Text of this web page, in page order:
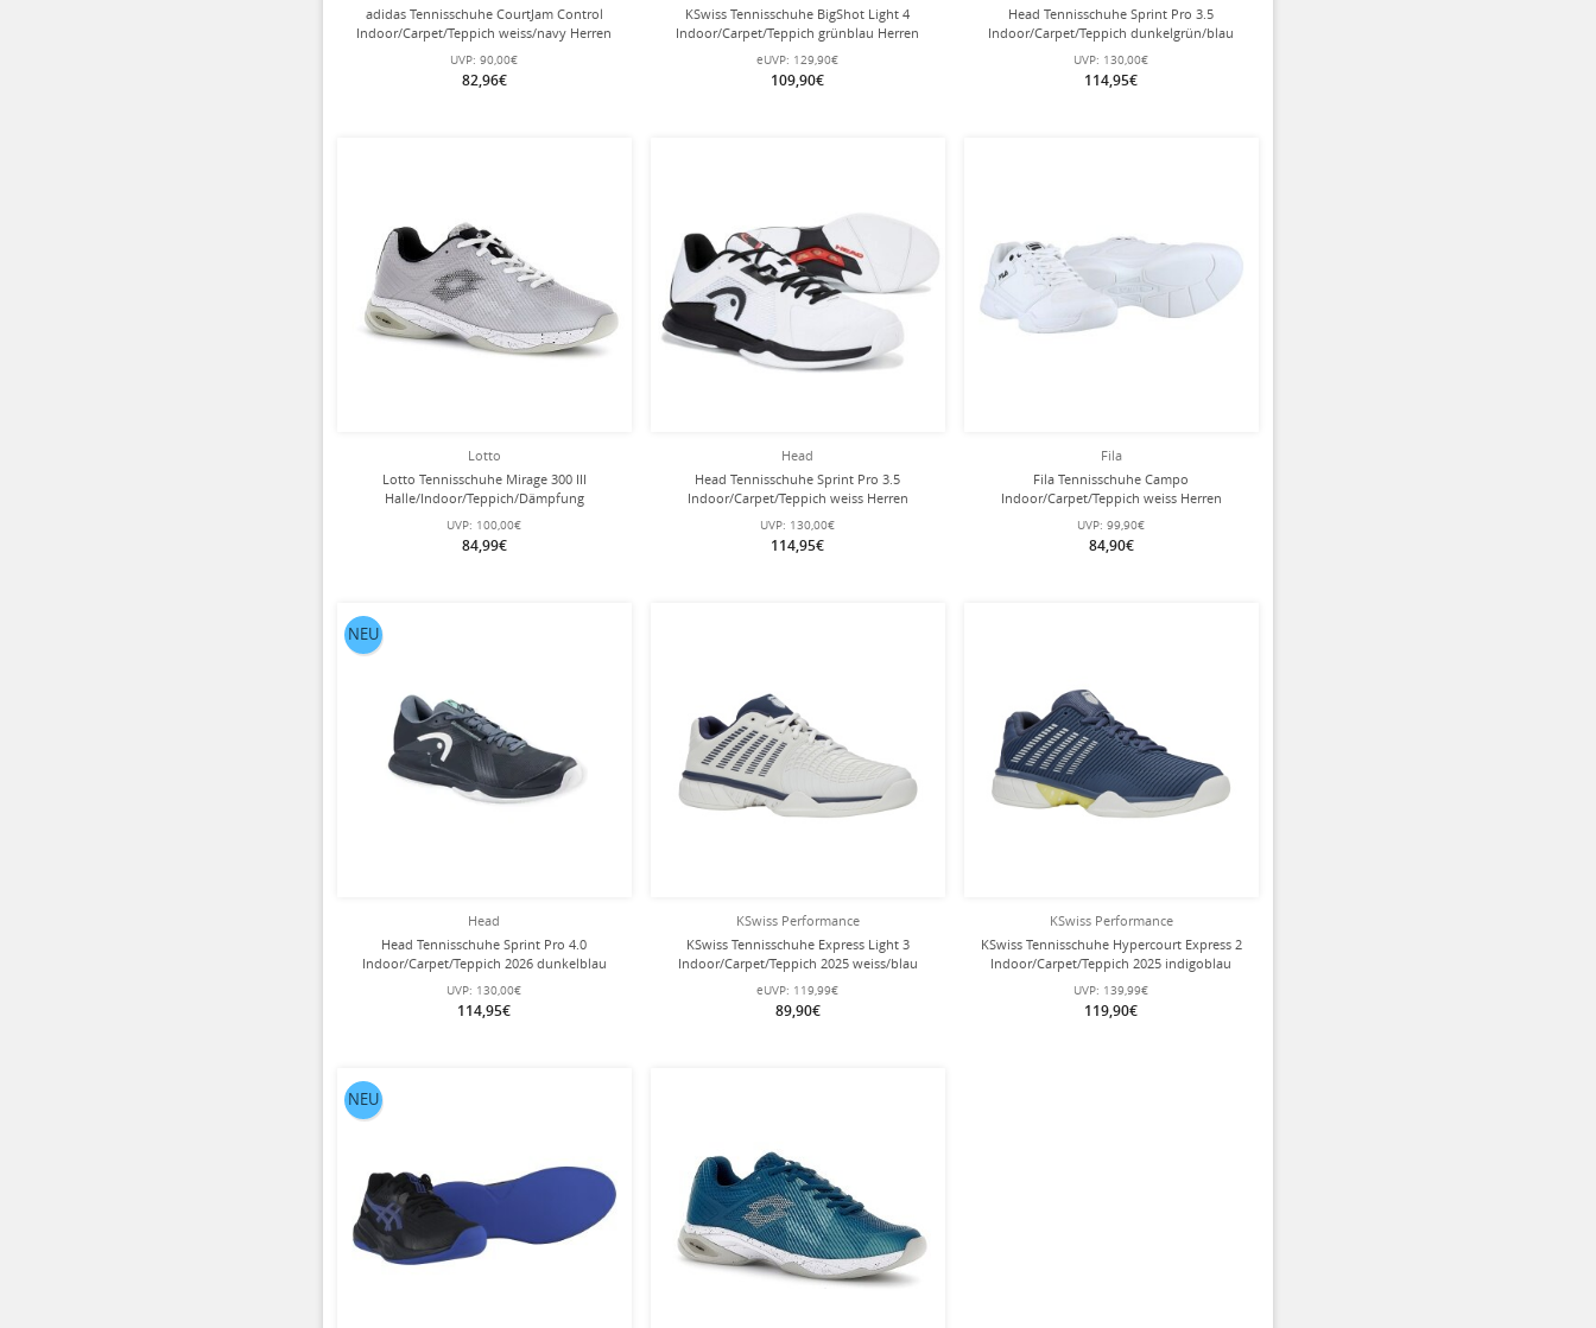
adidas Tennisschuhe CourtJam Control
Indoor/Carpet/Teppich weiss/navy Herren
UVP: 90,00€
82,96€
KSwiss Tennisschuhe BigShot Light 4
Indoor/Carpet/Teppich grünblau Herren
eUVP: 129,90€
109,90€
Head Tennisschuhe Sprint Pro 3.5
Indoor/Carpet/Teppich dunkelgrün/blau
UVP: 130,00€
114,95€
Lotto
Lotto Tennisschuhe Mirage 300 III
Halle/Indoor/Teppich/Dämpfung
UVP: 100,00€
84,99€
Head
Head Tennisschuhe Sprint Pro 3.5
Indoor/Carpet/Teppich weiss Herren
UVP: 130,00€
114,95€
Fila
Fila Tennisschuhe Campo
Indoor/Carpet/Teppich weiss Herren
UVP: 99,90€
84,90€
Head
Head Tennisschuhe Sprint Pro 4.0
Indoor/Carpet/Teppich 2026 dunkelblau
UVP: 130,00€
114,95€
NEU
KSwiss Performance
KSwiss Tennisschuhe Express Light 3
Indoor/Carpet/Teppich 2025 weiss/blau
eUVP: 119,99€
89,90€
KSwiss Performance
KSwiss Tennisschuhe Hypercourt Express 2
Indoor/Carpet/Teppich 2025 indigoblau
UVP: 139,99€
119,90€
NEU